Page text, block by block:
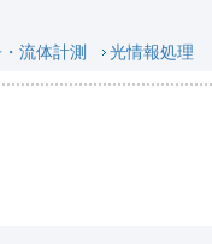
流体計測 光情報処理